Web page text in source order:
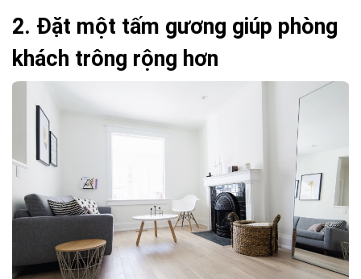
2. Đặt một tấm gương giúp phòng
khách trông rộng hơn